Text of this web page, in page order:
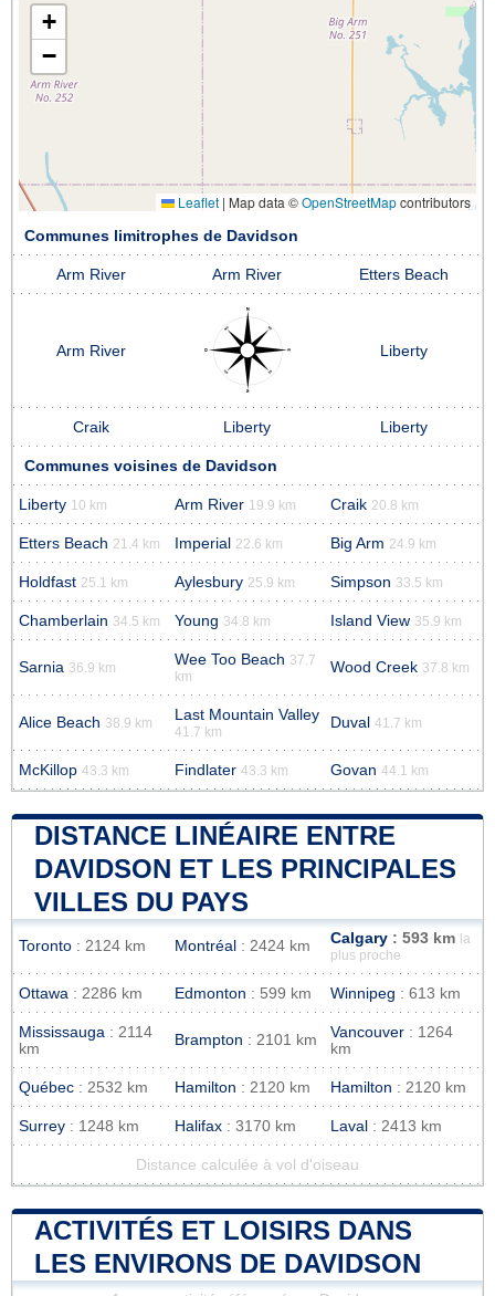
+
−
Leaflet | Map data ©OpenStreetMapcontributors
Communes limitrophes de Davidson
Arm River Arm River Etters Beach
Arm River Liberty
Craik Liberty Liberty
Communes voisines de Davidson
Liberty 10 km Arm River 19.9 km Craik 20.8 km
Etters Beach 21.4 km Imperial 22.6 km Big Arm 24.9 km
Holdfast 25.1 km Aylesbury 25.9 km Simpson 33.5 km
Chamberlain 34.5 km Young 34.8 km Island View 35.9 km
Sarnia 36.9 km Wee Too Beach 37.7
km
Wood Creek 37.8 km
Alice Beach 38.9 km Last Mountain Valley
41.7 km
Duval 41.7 km
McKillop 43.3 km Findlater 43.3 km Govan 44.1 km
DISTANCE LINÉAIRE ENTRE
DAVIDSON ET LES PRINCIPALES
VILLES DU PAYS
Toronto : 2124 km Montréal : 2424 km Calgary : 593 km
la
plus proche
Ottawa : 2286 km Edmonton : 599 km Winnipeg : 613 km
Mississauga : 2114
km
Brampton : 2101 km Vancouver : 1264
km
Québec : 2532 km Hamilton : 2120 km Hamilton : 2120 km
Surrey : 1248 km Halifax : 3170 km Laval : 2413 km
Distance calculée à vol d'oiseau
ACTIVITÉS ET LOISIRS DANS
LES ENVIRONS DE DAVIDSON